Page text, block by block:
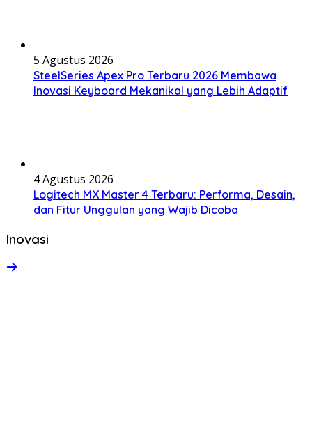
5 Agustus 2026
SteelSeries Apex Pro Terbaru 2026 Membawa
Inovasi Keyboard Mekanikal yang Lebih Adaptif
4 Agustus 2026
Logitech MX Master 4 Terbaru: Performa, Desain,
dan Fitur Unggulan yang Wajib Dicoba
Inovasi